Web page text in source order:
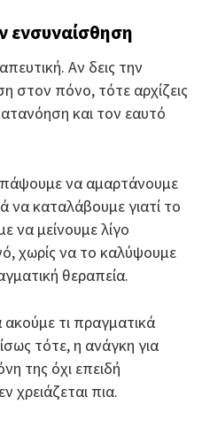
ενσυναίσθηση
Αν δεις την
στον πόνο, τότε αρχίζεις
και τον εαυτό
πάψουμε να αμαρτάνουμε
να καταλάβουμε γιατί το
να μείνουμε λίγο
χωρίς να το καλύψουμε
θεραπεία.
τι πραγματικά
τότε, η ανάγκη για
της όχι επειδή
χρειάζεται πια.